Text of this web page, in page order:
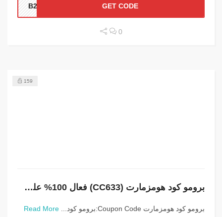
GET CODE
0
159
برومو كود هومزمارت (CC633) فعال 100% علي جميع المنتجات
برومو كود هومزمارت Coupon Code:برومو كود... Read More